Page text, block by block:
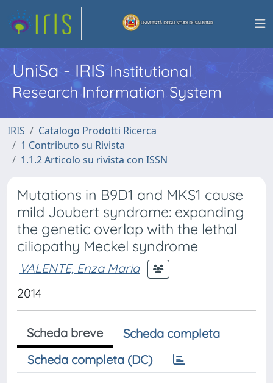
UniSa - IRISInstitutional
Research Information System
IRIS
Catalogo Prodotti Ricerca
1 Contributo su Rivista
1.1.2 Articolo su rivista con ISSN
Mutations in B9D1 and MKS1 cause
mild Joubert syndrome: expanding
the genetic overlap with the lethal
ciliopathy Meckel syndrome
VALENTE, Enza Maria
2014
Scheda breve
Scheda completa
Scheda completa (DC)